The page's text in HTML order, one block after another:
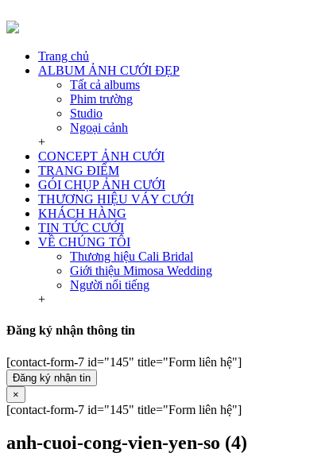
Trang chủ
ALBUM ẢNH CƯỚI ĐẸP
Tất cả albums
Phim trường
Studio
Ngoại cảnh
+
CONCEPT ẢNH CƯỚI
TRANG ĐIỂM
GÓI CHỤP ẢNH CƯỚI
THƯƠNG HIỆU VÁY CƯỚI
KHÁCH HÀNG
TIN TỨC CƯỚI
VỀ CHÚNG TÔI
Thương hiệu Cali Bridal
Giới thiệu Mimosa Wedding
Người nổi tiếng
+
Đăng ký nhận thông tin
[contact-form-7 id="145" title="Form liên hệ"]
Đăng ký nhận tin
×
[contact-form-7 id="145" title="Form liên hệ"]
anh-cuoi-cong-vien-yen-so (4)